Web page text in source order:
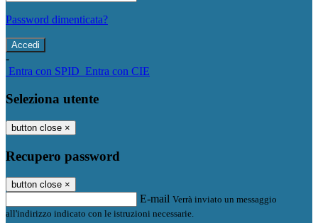
Password dimenticata?
-
Entra con SPID Entra con CIE
Seleziona utente
button close ×
Recupero password
button close ×
E-mail Verrà inviato un messaggio
all'indirizzo indicato con le istruzioni necessarie.